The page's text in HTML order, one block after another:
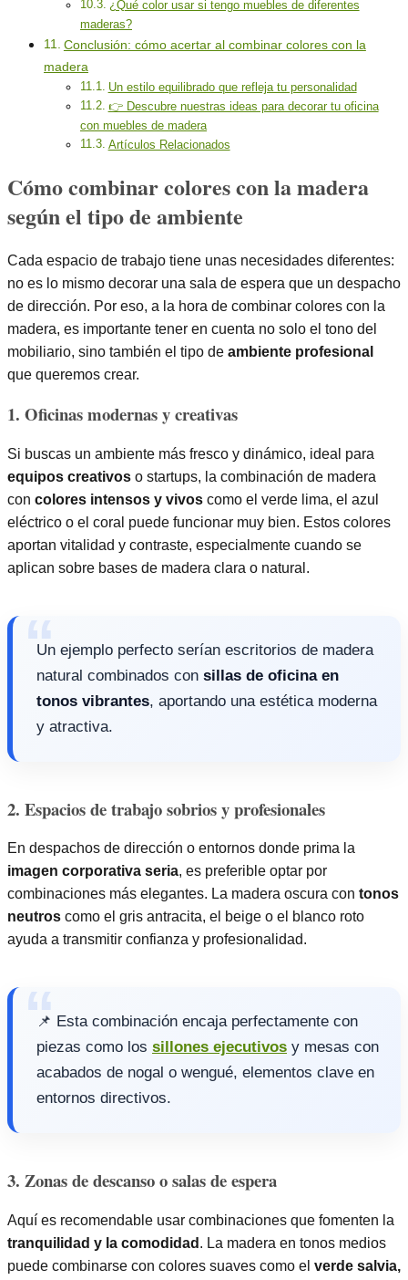
¿Qué color usar si tengo muebles de diferentes
maderas?
Conclusión: cómo acertar al combinar colores con la
madera
Un estilo equilibrado que refleja tu personalidad
👉 Descubre nuestras ideas para decorar tu oficina
con muebles de madera
Artículos Relacionados
Cómo combinar colores con la madera
según el tipo de ambiente
Cada espacio de trabajo tiene unas necesidades diferentes:
no es lo mismo decorar una sala de espera que un despacho
de dirección. Por eso, a la hora de combinar colores con la
madera, es importante tener en cuenta no solo el tono del
mobiliario, sino también el tipo de ambiente profesional
que queremos crear.
1. Oficinas modernas y creativas
Si buscas un ambiente más fresco y dinámico, ideal para
equipos creativos o startups, la combinación de madera
con colores intensos y vivos como el verde lima, el azul
eléctrico o el coral puede funcionar muy bien. Estos colores
aportan vitalidad y contraste, especialmente cuando se
aplican sobre bases de madera clara o natural.
Un ejemplo perfecto serían escritorios de madera
natural combinados con sillas de oficina en
tonos vibrantes, aportando una estética moderna
y atractiva.
2. Espacios de trabajo sobrios y profesionales
En despachos de dirección o entornos donde prima la
imagen corporativa seria, es preferible optar por
combinaciones más elegantes. La madera oscura con tonos
neutros como el gris antracita, el beige o el blanco roto
ayuda a transmitir confianza y profesionalidad.
📌 Esta combinación encaja perfectamente con
piezas como los sillones ejecutivos y mesas con
acabados de nogal o wengué, elementos clave en
entornos directivos.
3. Zonas de descanso o salas de espera
Aquí es recomendable usar combinaciones que fomenten la
tranquilidad y la comodidad . La madera en tonos medios
puede combinarse con colores suaves como el verde salvia,